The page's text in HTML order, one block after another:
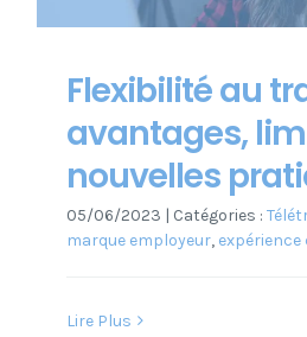
Flexibilité au
avantages,
nouvelles
05/06/2023 | Catégories :
marque employeur,
Lire Plus